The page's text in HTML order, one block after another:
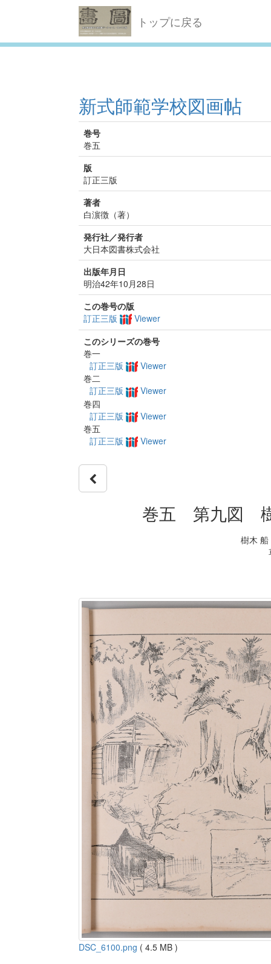
トップに戻る
新式師範学校図画帖
巻号
巻五
版
訂正三版
著者
白濵徴（著）
発行社／発行者
大日本図書株式会社
出版年月日
明治42年10月28日
この巻号の版
訂正三版
Viewer
このシリーズの巻号
巻一
訂正三版
Viewer
巻二
訂正三版
Viewer
巻四
訂正三版
Viewer
巻五
訂正三版
Viewer
巻五 第九図
樹木
DSC_6100.png ( 4.5 MB )